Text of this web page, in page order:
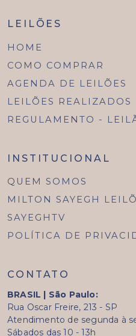
LEILÕES
HOME
COMO COMPRAR
AGENDA DE LEILÕES
LEILÕES REALIZADOS
REGULAMENTO -
INSTITUCIONAL
QUEM SOMOS
MILTON SAYEGH
SAYEGHTV
POLÍTICA DE
CONTATO
BRASIL | São Paulo:
Rua Oscar Freire, 213 - SP
Atendimento de segunda à
Sábados das 10 - 13h